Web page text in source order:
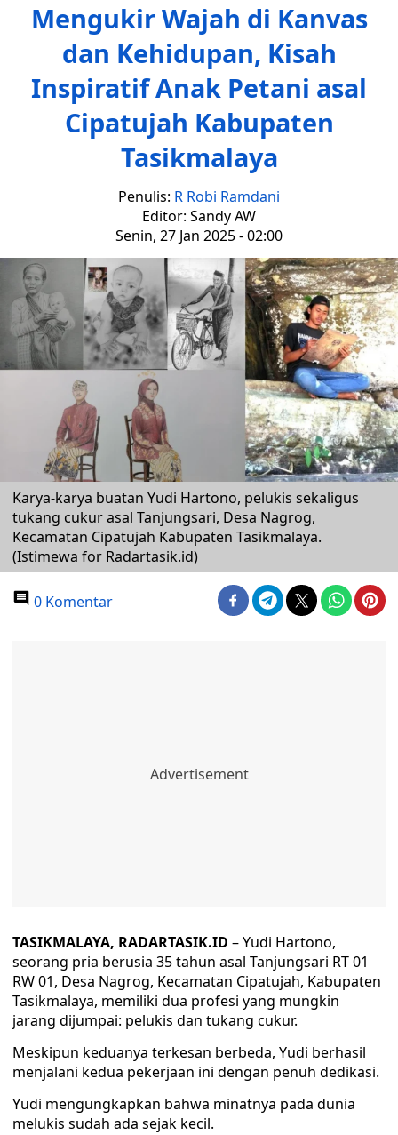
Mengukir Wajah di Kanvas
dan Kehidupan, Kisah
Inspiratif Anak Petani asal
Cipatujah Kabupaten
Tasikmalaya
Penulis: R Robi Ramdani
Editor: Sandy AW
Senin, 27 Jan 2025 - 02:00
Karya-karya buatan Yudi Hartono, pelukis sekaligus
tukang cukur asal Tanjungsari, Desa Nagrog,
Kecamatan Cipatujah Kabupaten Tasikmalaya.
(Istimewa for Radartasik.id)
0 Komentar
TASIKMALAYA, RADARTASIK.ID – Yudi Hartono,
seorang pria berusia 35 tahun asal Tanjungsari RT 01
RW 01, Desa Nagrog, Kecamatan Cipatujah, Kabupaten
Tasikmalaya, memiliki dua profesi yang mungkin
jarang dijumpai: pelukis dan tukang cukur.
Meskipun keduanya terkesan berbeda, Yudi berhasil
menjalani kedua pekerjaan ini dengan penuh dedikasi.
Yudi mengungkapkan bahwa minatnya pada dunia
melukis sudah ada sejak kecil.